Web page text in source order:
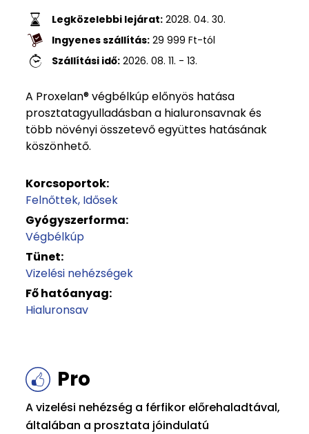
Legközelebbi lejárat: 2028. 04. 30.
Ingyenes szállítás: 29 999 Ft-tól
Szállítási idő: 2026. 08. 11. - 13.
A Proxelan® végbélkúp előnyös hatása
prosztatagyulladásban a hialuronsavnak és
több növényi összetevő együttes hatásának
köszönhető.
Korcsoportok:
Felnőttek Idősek
Gyógyszerforma:
Végbélkúp
Tünet:
Vizelési nehézségek
Fő hatóanyag:
Hialuronsav
Pro
A vizelési nehézség a férfikor előrehaladtával,
általában a prosztata jóindulatú